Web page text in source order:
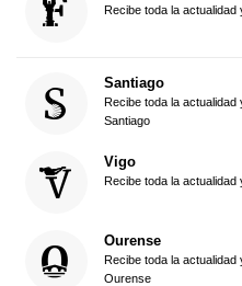
Recibe toda la
Santiago
Recibe toda la
Santiago
Vigo
Recibe toda la
Ourense
Recibe toda la
Ourense